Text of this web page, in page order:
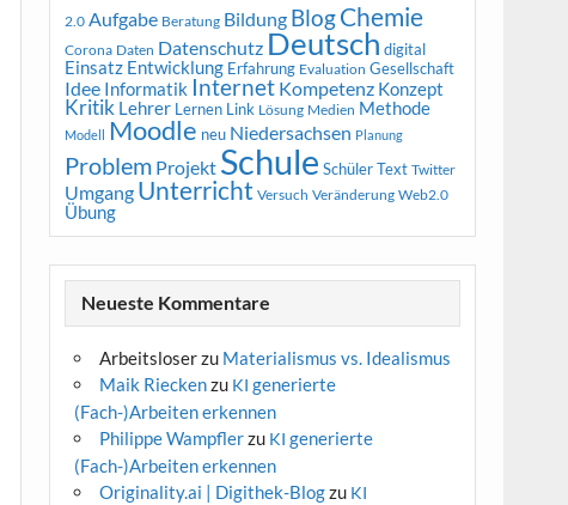
2.0 Aufgabe Beratung Bildung BlogChemie
Corona Daten Datenschutz Deutsch digital
Einsatz Entwicklung Erfahrung Evaluation Gesellschaft
Idee Informatik Internet Kompetenz Konzept
Kritik Lehrer Lernen Link Lösung Medien Methode
Modell Moodle neu Niedersachsen Planung
Problem Projekt Schule Schüler Text Twitter
Umgang Unterricht Versuch Veränderung Web2.0
Übung
Neueste Kommentare
Arbeitsloserzu Materialismus vs. Idealismus
Maik Rieckenzu KI generierte
(Fach-)Arbeiten erkennen
Philippe Wampflerzu KI generierte
(Fach-)Arbeiten erkennen
Originality.ai | Digithek-Blogzu KI